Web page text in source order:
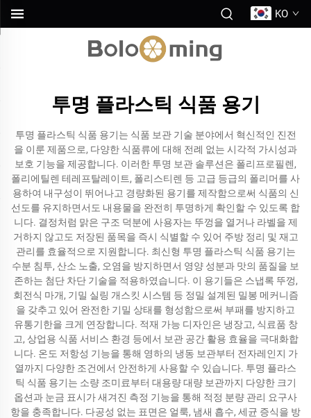
KO
투명 플라스틱 식품 용기
투명 플라스틱 식품 용기는 식품 보관 기술 분야에서 혁신적인 진전
을 이룬 제품으로, 다양한 식품류에 대해 전례 없는 시각적 가시성과
보호 기능을 제공합니다. 이러한 투명 보관 솔루션은 폴리프로필렌,
폴리에틸렌 테레프탈레이트, 폴리스티렌 등 고급 등급의 폴리머를 사
용하여 내구성이 뛰어나고 경량화된 용기를 제작함으로써 식품의 신
선도를 유지하면서도 내용물을 완전히 투명하게 확인할 수 있도록 합
니다. 결정처럼 맑은 구조 덕분에 사용자는 뚜껑을 열거나 라벨을 제
거하지 않고도 저장된 품목을 즉시 식별할 수 있어 주방 정리 및 재고
관리를 효율적으로 지원합니다. 최신형 투명 플라스틱 식품 용기는
수분 침투, 산소 노출, 오염을 방지하면서 영양 성분과 맛의 품질을 보
존하는 첨단 차단 기술을 적용하였습니다. 이 용기들은 스냅록 뚜껑,
회전식 마개, 기밀 실링 개스킷 시스템 등 정밀 설계된 밀봉 메커니즘
을 갖추고 있어 완전한 기밀 상태를 형성함으로써 부패를 방지하고
유통기한을 크게 연장합니다. 적재 가능 디자인은 냉장고, 식료품 창
고, 상업용 식품 서비스 환경 등에서 보관 공간 활용 효율을 극대화합
니다. 온도 저항성 기능을 통해 영하의 냉동 보관부터 전자레인지 가
열까지 다양한 조건에서 안전하게 사용할 수 있습니다. 투명 플라스
틱 식품 용기는 소량 조미료부터 대용량 대량 보관까지 다양한 크기
옵션과 눈금 표시가 새겨진 측정 기능을 통해 적정 분량 관리 요구사
항을 충족합니다. 다공성 없는 표면은 얼룩, 냄새 흡수, 세균 증식을 방